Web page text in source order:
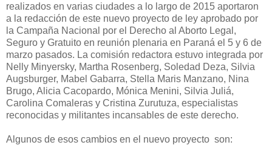
realizados en varias ciudades a lo largo de 2015 aportaron
a la redacción de este nuevo proyecto de ley aprobado por
la Campaña Nacional por el Derecho al Aborto Legal,
Seguro y Gratuito en reunión plenaria en Paraná el 5 y 6 de
marzo pasados. La comisión redactora estuvo integrada por
Nelly Minyersky, Martha Rosenberg, Soledad Deza, Silvia
Augsburger, Mabel Gabarra, Stella Maris Manzano, Nina
Brugo, Alicia Cacopardo, Mónica Menini, Silvia Juliá,
Carolina Comaleras y Cristina Zurutuza, especialistas
reconocidas y militantes incansables de este derecho.
Algunos de esos cambios en el nuevo proyecto son: